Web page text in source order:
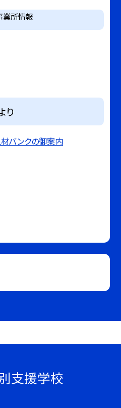
業所情報
り
バンクの御案内
支援学校